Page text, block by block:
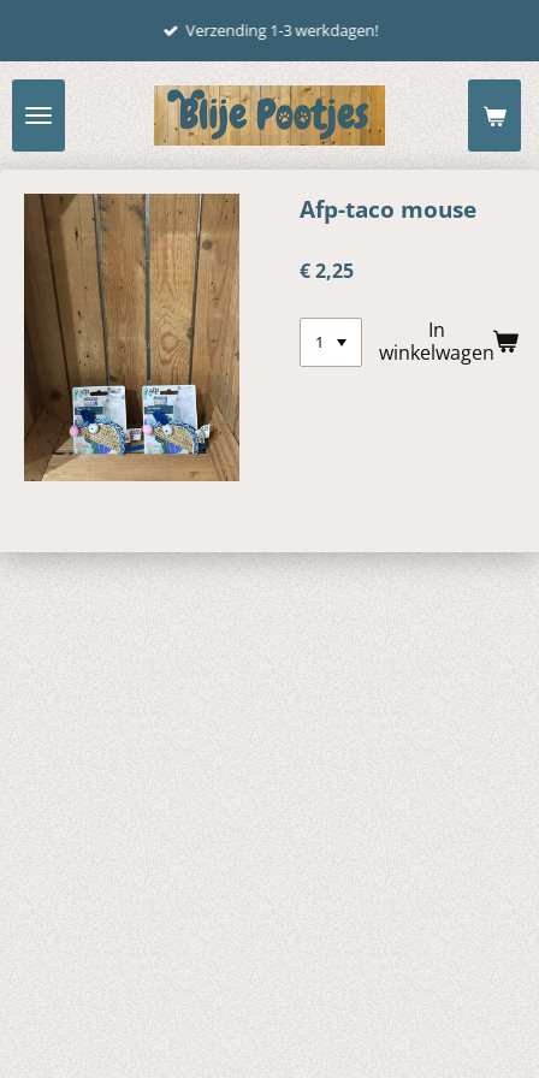
naar
de
hoofdinhoud
Verzending 1-3 werkdagen!
Afp-taco mouse
€ 2,25
In
winkelwagen